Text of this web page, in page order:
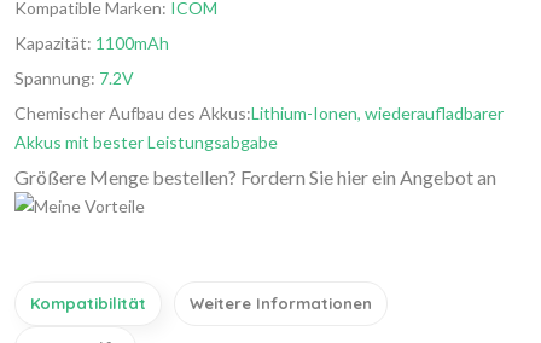
Kompatible Marken: ICOM
Kapazität: 1100mAh
Spannung: 7.2V
Chemischer Aufbau des Akkus:Lithium-Ionen, wiederaufladbarer
Akkus mit bester Leistungsabgabe
Größere Menge bestellen? Fordern Sie hier ein Angebot an
Kompatibilität Weitere Informationen